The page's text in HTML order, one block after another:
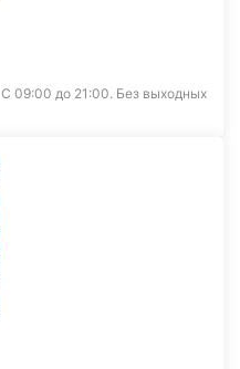
С 09:00 до 21:00. Без выходных